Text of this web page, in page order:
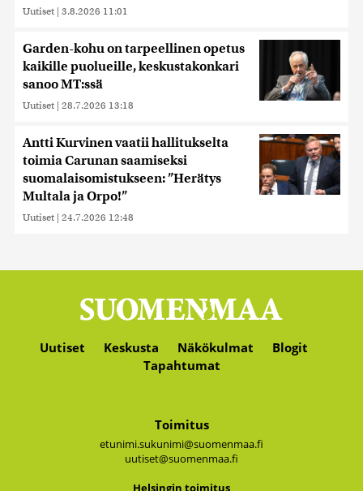
Uutiset | 3.8.2026 11:01
Garden-kohu on tarpeellinen opetus
kaikille puolueille, keskustakonkari
sanoo MT:ssä
Uutiset | 28.7.2026 13:18
Antti Kurvinen vaatii hallitukselta
toimia Carunan saamiseksi
suomalaisomistukseen: ”Herätys
Multala ja Orpo!”
Uutiset | 24.7.2026 12:48
Uutiset Keskusta Näkökulmat
Blogit
Tapahtumat
Toimitus
etunimi.sukunimi@suomenmaa.fi
uutiset@suomenmaa.fi
Hel­sin­gin toi­mi­tus